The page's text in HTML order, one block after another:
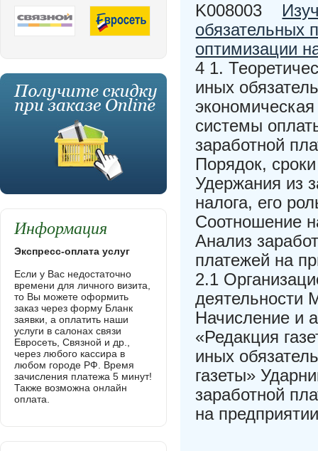
K008003
обязательных
оптимизации
4 1.
иных
системы
заработной
Порядок,
Удержания из
налога, его
Соотношение
Анализ
платежей на
2.1
деятельности
Начисление и
«Редакция
иных
газеты»
заработной
на
Информация
Экспресс-оплата услуг
Если у Вас недостаточно
времени для личного визита,
то Вы можете оформить
заказ через форму Бланк
заявки, а оплатить наши
услуги в салонах связи
Евросеть, Связной и др.,
через любого кассира в
любом городе РФ. Время
зачисления платежа 5 минут!
Также возможна онлайн
оплата.